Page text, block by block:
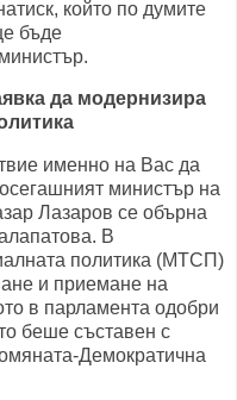
който по думите
бъде
да модернизира
именно на Вас да
министър на
Лазаров се обърна
В
политика (МТСП)
и приемане на
в парламента одобри
беше съставен с
Демократична